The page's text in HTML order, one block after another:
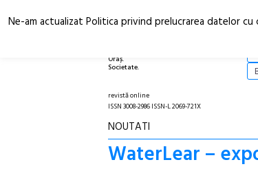
Oraș.
Societate.
revistă online
ISSN 3008-2986 ISSN-L 2069-721X
NOUTATI
WaterLear –
Ne-am actualizat Politica privind prelucrarea datelor